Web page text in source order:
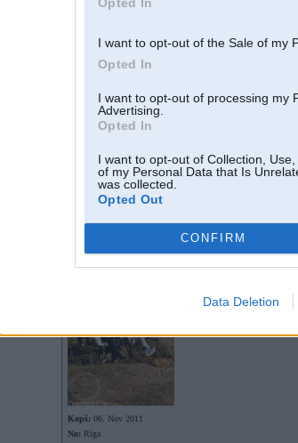
I want to opt-out of the Sale of my
Opted In
I want to opt-out of processing my
Advertising.
Opted In
I want to opt-out of Collection,
of my Personal Data that Is
was collected.
Opted Out
CONFIRM
Data Deletion
Offline
03. Aug 2014, 08:58
Kopš: 06. Nov 2011
No: Rīga
jautājums, vai m57